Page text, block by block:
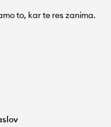
to, kar te res zanima.